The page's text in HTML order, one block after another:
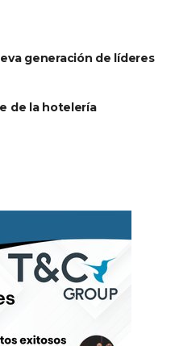
generación de líderes
de la hotelería